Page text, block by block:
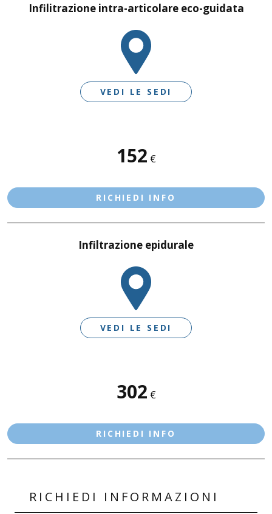
Infilitrazione intra-articolare eco-guidata
VEDI LE SEDI
DESENZANO D/G - LE VELE152 €
RICHIEDI INFO
Infiltrazione epidurale
VEDI LE SEDI
DESENZANO D/G - LE VELE302 €
RICHIEDI INFO
RICHIEDI INFORMAZIONI